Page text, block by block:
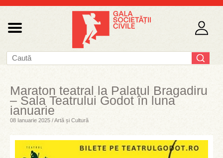
Maraton teatral la Palatul Bragadiru
– Sala Teatrului Godot în luna
ianuarie
08 Ianuarie 2025 / Artă și Cultură